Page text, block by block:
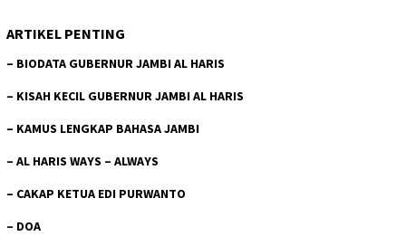
ARTIKEL PENTING
– BIODATA GUBERNUR JAMBI AL HARIS
– KISAH KECIL GUBERNUR JAMBI AL HARIS
– KAMUS LENGKAP BAHASA JAMBI
– AL HARIS WAYS – ALWAYS
– CAKAP KETUA EDI PURWANTO
– DOA